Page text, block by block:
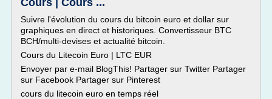
Cours | Cours ...
Suivre l'évolution du cours du bitcoin euro et dollar sur
graphiques en direct et historiques. Convertisseur BTC
BCH/multi-devises et actualité bitcoin.
Cours du Litecoin Euro | LTC EUR
Envoyer par e-mail BlogThis! Partager sur Twitter Partager
sur Facebook Partager sur Pinterest
cours du litecoin euro en temps réel